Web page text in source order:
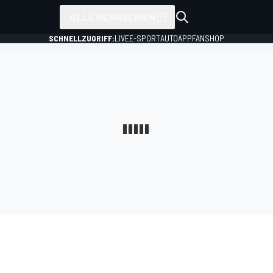
SCHNELLZUGRIFF:LIVEE-SPORTAUTOAPPFANSHOP